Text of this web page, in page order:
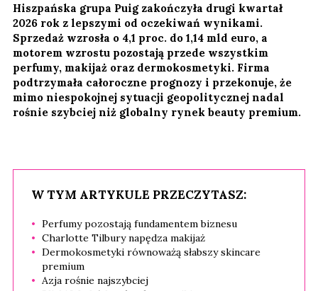
Hiszpańska grupa Puig zakończyła drugi kwartał
2026 rok z lepszymi od oczekiwań wynikami.
Sprzedaż wzrosła o 4,1 proc. do 1,14 mld euro, a
motorem wzrostu pozostają przede wszystkim
perfumy, makijaż oraz dermokosmetyki. Firma
podtrzymała całoroczne prognozy i przekonuje, że
mimo niespokojnej sytuacji geopolitycznej nadal
rośnie szybciej niż globalny rynek beauty premium.
W TYM ARTYKULE PRZECZYTASZ:
Perfumy pozostają fundamentem biznesu
Charlotte Tilbury napędza makijaż
Dermokosmetyki równoważą słabszy skincare
premium
Azja rośnie najszybciej